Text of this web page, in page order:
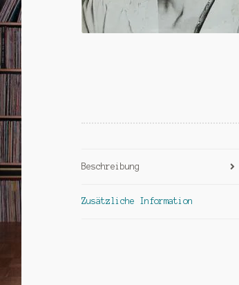
Beschreibung
Zusätzliche Information